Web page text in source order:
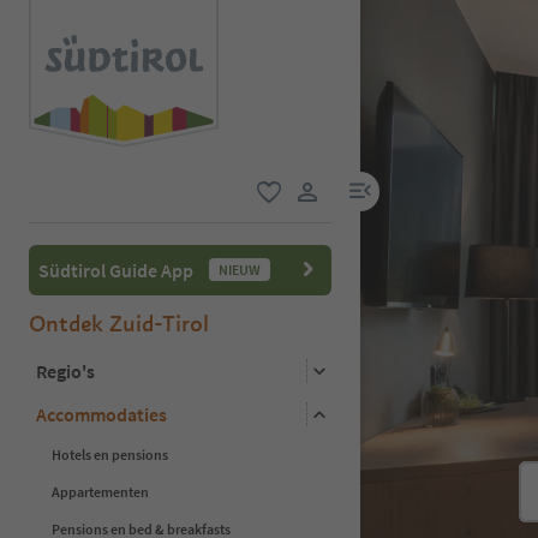
gebruikerslink
menulink
Südtirol Guide App NIEUW
Ontdek Zuid-Tirol
Regio's
Accommodaties
Hotels en pensions
Appartementen
Pensions en bed & breakfasts